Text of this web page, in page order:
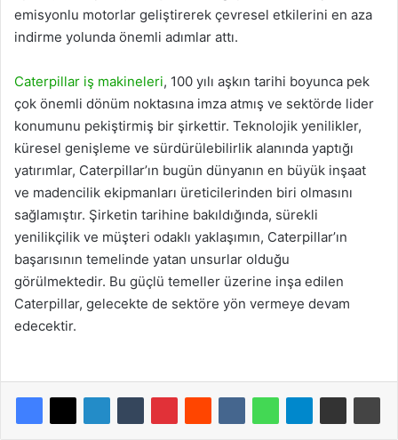
emisyonlu motorlar geliştirerek çevresel etkilerini en aza
indirme yolunda önemli adımlar attı.
Caterpillar iş makineleri, 100 yılı aşkın tarihi boyunca pek
çok önemli dönüm noktasına imza atmış ve sektörde lider
konumunu pekiştirmiş bir şirkettir. Teknolojik yenilikler,
küresel genişleme ve sürdürülebilirlik alanında yaptığı
yatırımlar, Caterpillar’ın bugün dünyanın en büyük inşaat
ve madencilik ekipmanları üreticilerinden biri olmasını
sağlamıştır. Şirketin tarihine bakıldığında, sürekli
yenilikçilik ve müşteri odaklı yaklaşımın, Caterpillar’ın
başarısının temelinde yatan unsurlar olduğu
görülmektedir. Bu güçlü temeller üzerine inşa edilen
Caterpillar, gelecekte de sektöre yön vermeye devam
edecektir.